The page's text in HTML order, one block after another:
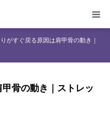
がすぐ戻る原因は肩甲骨の動き｜
骨の動き｜ストレッ